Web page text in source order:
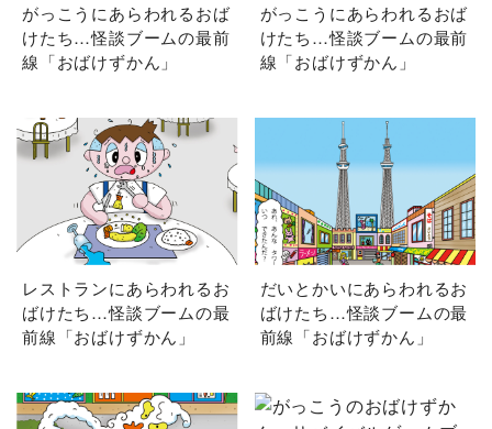
がっこうにあらわれるおば
けたち…怪談ブームの最前
線「おばけずかん」
がっこうにあらわれるおば
けたち…怪談ブームの最前
線「おばけずかん」
レストランにあらわれるお
ばけたち…怪談ブームの最
前線「おばけずかん」
だいとかいにあらわれるお
ばけたち…怪談ブームの最
前線「おばけずかん」